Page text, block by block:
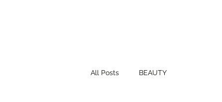
All Posts BEAUTY